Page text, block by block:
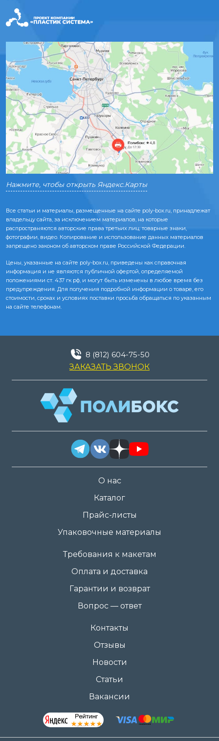
Нажмите, чтобы открыть Яндекс.Карты
Все статьи и материалы, размещенные на сайте poly-box.ru, принадлежат
владельцу сайта, за исключением материалов, на которые
распространяются авторские права третьих лиц: товарные знаки,
фотографии, видео. Копирование и использование данных материалов
запрещено законом об авторском праве Российской Федерации.
Цены, указанные на сайте poly-box.ru, приведены как справочная
информация и не являются публичной офертой, определяемой
положениями ст. 437 гк рф, и могут быть изменены в любое время без
предупреждения. Для получения подробной информации о товаре, его
стоимости, сроках и условиях поставки просьба обращаться по указанным
на сайте телефонам.
О нас
Каталог
Прайс-листы
Упаковочные материалы
Требования к макетам
Оплата и доставка
Гарантии и возврат
Вопрос — ответ
Контакты
Отзывы
Новости
Статьи
Вакансии
8 (812) 604-75-50
ЗАКАЗАТЬ ЗВОНОК